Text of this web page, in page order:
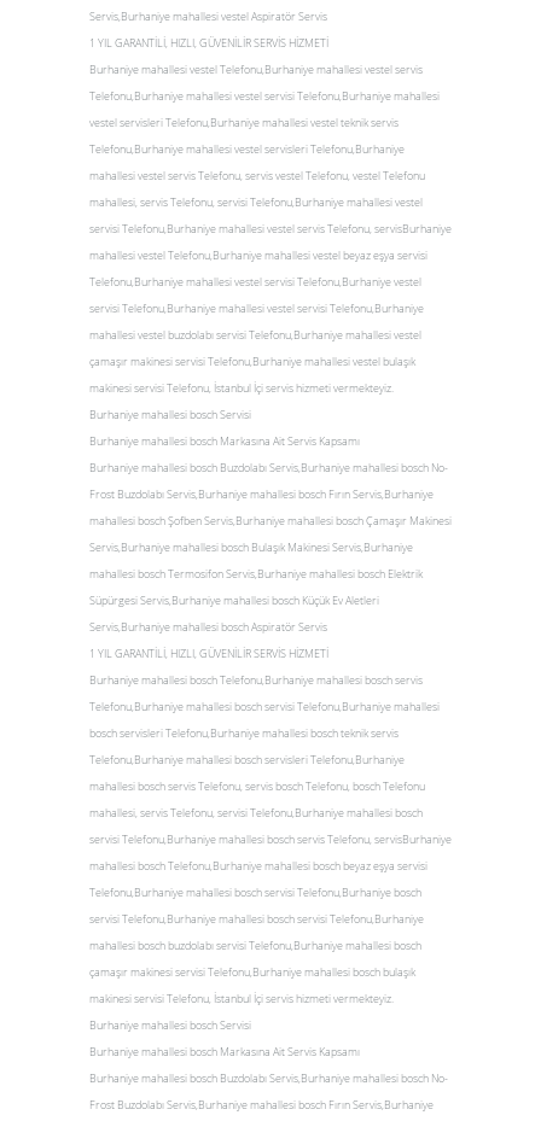
Servis,Burhaniye mahallesi vestel Aspiratör Servis
1 YIL GARANTİLİ, HIZLI, GÜVENİLİR SERVİS HİZMETİ
Burhaniye mahallesi vestel Telefonu,Burhaniye mahallesi vestel servis
Telefonu,Burhaniye mahallesi vestel servisi Telefonu,Burhaniye mahallesi
vestel servisleri Telefonu,Burhaniye mahallesi vestel teknik servis
Telefonu,Burhaniye mahallesi vestel servisleri Telefonu,Burhaniye
mahallesi vestel servis Telefonu, servis vestel Telefonu, vestel Telefonu
mahallesi, servis Telefonu, servisi Telefonu,Burhaniye mahallesi vestel
servisi Telefonu,Burhaniye mahallesi vestel servis Telefonu, servisBurhaniye
mahallesi vestel Telefonu,Burhaniye mahallesi vestel beyaz eşya servisi
Telefonu,Burhaniye mahallesi vestel servisi Telefonu,Burhaniye vestel
servisi Telefonu,Burhaniye mahallesi vestel servisi Telefonu,Burhaniye
mahallesi vestel buzdolabı servisi Telefonu,Burhaniye mahallesi vestel
çamaşır makinesi servisi Telefonu,Burhaniye mahallesi vestel bulaşık
makinesi servisi Telefonu, İstanbul İçi servis hizmeti vermekteyiz.
Burhaniye mahallesi bosch Servisi
Burhaniye mahallesi bosch Markasına Ait Servis Kapsamı
Burhaniye mahallesi bosch Buzdolabı Servis,Burhaniye mahallesi bosch No-
Frost Buzdolabı Servis,Burhaniye mahallesi bosch Fırın Servis,Burhaniye
mahallesi bosch Şofben Servis,Burhaniye mahallesi bosch Çamaşır Makinesi
Servis,Burhaniye mahallesi bosch Bulaşık Makinesi Servis,Burhaniye
mahallesi bosch Termosifon Servis,Burhaniye mahallesi bosch Elektrik
Süpürgesi Servis,Burhaniye mahallesi bosch Küçük Ev Aletleri
Servis,Burhaniye mahallesi bosch Aspiratör Servis
1 YIL GARANTİLİ, HIZLI, GÜVENİLİR SERVİS HİZMETİ
Burhaniye mahallesi bosch Telefonu,Burhaniye mahallesi bosch servis
Telefonu,Burhaniye mahallesi bosch servisi Telefonu,Burhaniye mahallesi
bosch servisleri Telefonu,Burhaniye mahallesi bosch teknik servis
Telefonu,Burhaniye mahallesi bosch servisleri Telefonu,Burhaniye
mahallesi bosch servis Telefonu, servis bosch Telefonu, bosch Telefonu
mahallesi, servis Telefonu, servisi Telefonu,Burhaniye mahallesi bosch
servisi Telefonu,Burhaniye mahallesi bosch servis Telefonu, servisBurhaniye
mahallesi bosch Telefonu,Burhaniye mahallesi bosch beyaz eşya servisi
Telefonu,Burhaniye mahallesi bosch servisi Telefonu,Burhaniye bosch
servisi Telefonu,Burhaniye mahallesi bosch servisi Telefonu,Burhaniye
mahallesi bosch buzdolabı servisi Telefonu,Burhaniye mahallesi bosch
çamaşır makinesi servisi Telefonu,Burhaniye mahallesi bosch bulaşık
makinesi servisi Telefonu, İstanbul İçi servis hizmeti vermekteyiz.
Burhaniye mahallesi bosch Servisi
Burhaniye mahallesi bosch Markasına Ait Servis Kapsamı
Burhaniye mahallesi bosch Buzdolabı Servis,Burhaniye mahallesi bosch No-
Frost Buzdolabı Servis,Burhaniye mahallesi bosch Fırın Servis,Burhaniye